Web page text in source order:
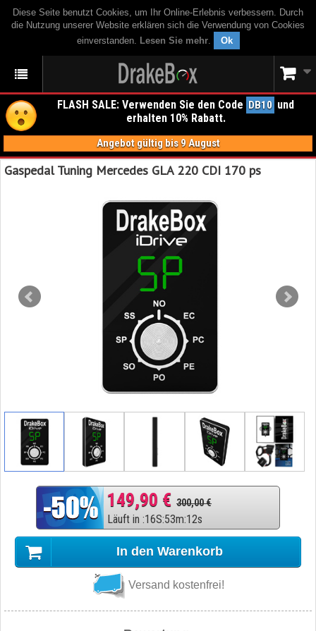
Diese Seite benutzt Cookies, um Ihr Online-Erlebnis verbessern. Durch
die Nutzung unserer Website erklären sich die Verwendung von Cookies
einverstanden. Lesen Sie mehr. Ok
FLASH SALE: Verwenden Sie den Code DB10 und
erhalten 10% Rabatt.
Angebot gültig bis 9 August
Gaspedal Tuning Mercedes GLA 220 CDI 170 ps
149,90 € 300,00 €
Läuft in :16S:53m:11s
In den Warenkorb
Versand kostenfrei!